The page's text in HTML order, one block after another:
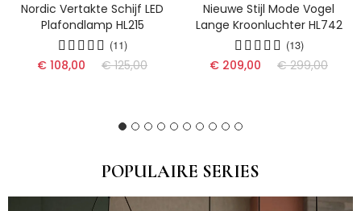
Nordic Vertakte Schijf LED
Plafondlamp HL215
(11)
€ 108,00 € 125,00
Nieuwe Stijl Mode Vogel
Lange Kroonluchter HL742
(13)
€ 209,00 € 299,00
(17)
POPULAIRE SERIES